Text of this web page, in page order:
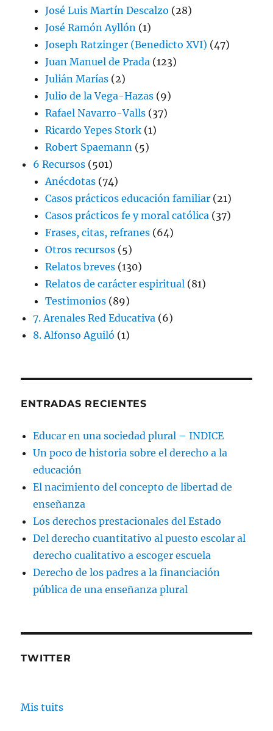
José Luis Martín Descalzo (28)
José Ramón Ayllón (1)
Joseph Ratzinger (Benedicto XVI) (47)
Juan Manuel de Prada (123)
Julián Marías (2)
Julio de la Vega-Hazas (9)
Rafael Navarro-Valls (37)
Ricardo Yepes Stork (1)
Robert Spaemann (5)
6 Recursos (501)
Anécdotas (74)
Casos prácticos educación familiar (21)
Casos prácticos fe y moral católica (37)
Frases, citas, refranes (64)
Otros recursos (5)
Relatos breves (130)
Relatos de carácter espiritual (81)
Testimonios (89)
7. Arenales Red Educativa (6)
8. Alfonso Aguiló (1)
ENTRADAS RECIENTES
Educar en una sociedad plural – INDICE
Un poco de historia sobre el derecho a la
educación
El nacimiento del concepto de libertad de
enseñanza
Los derechos prestacionales del Estado
Del derecho cuantitativo al puesto escolar al
derecho cualitativo a escoger escuela
Derecho de los padres a la financiación
pública de una enseñanza plural
TWITTER
Mis tuits